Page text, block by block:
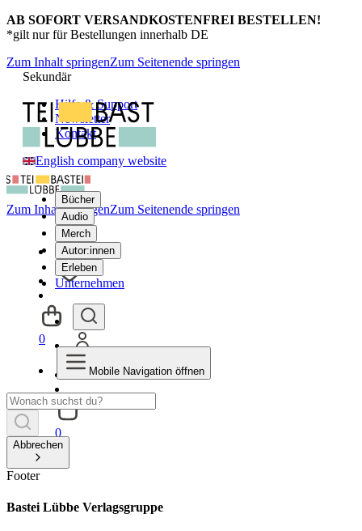
AB SOFORT VERSANDKOSTENFREI BESTELLEN!
*gilt nur für Bestellungen innerhalb DE
Zum Inhalt springenZum Seitenende springen
Sekundär
Hilfe & Support
Newsletter
Kontakt
English company website
Bücher
Audio
Merch
Autor:innen
Erleben
Unternehmen
0
Zum Inhalt springenZum Seitenende springen
0
Mobile Navigation öffnen
Abbrechen
Footer
Bastei Lübbe Verlagsgruppe